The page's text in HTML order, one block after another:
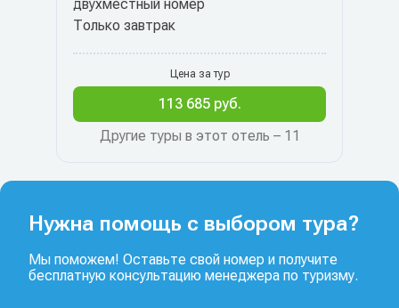
двухместный номер
Только завтрак
Другие туры в этот отель – 11
Цена за тур
113 685 руб.
Нужна помощь с выбором тура?
Мы поможем! Оставьте свой номер и получите
бесплатную консультацию менеджера по туризму.